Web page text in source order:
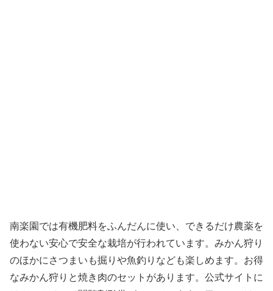
南楽園では有機肥料をふんだんに使い、できるだけ農薬を
使わない安心で安全な栽培が行われています。みかん狩り
のほかにさつまいも掘りや魚釣りなども楽しめます。お得
なみかん狩りと焼き肉のセットがあります。公式サイトに